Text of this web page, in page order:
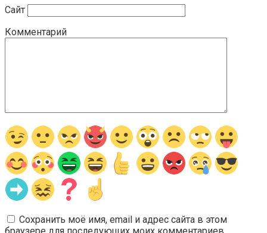
Сайт
Комментарий
Сохранить моё имя, email и адрес сайта в этом